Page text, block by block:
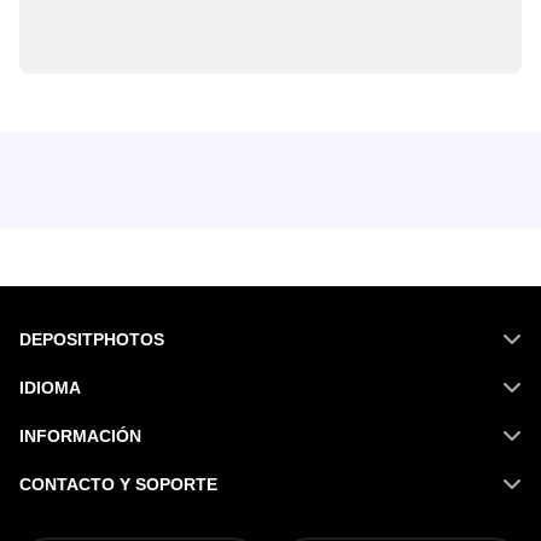
DEPOSITPHOTOS
IDIOMA
INFORMACIÓN
CONTACTO Y SOPORTE